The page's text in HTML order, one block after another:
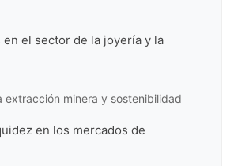
el sector de la joyería y la
extracción minera y sostenibilidad
en los mercados de